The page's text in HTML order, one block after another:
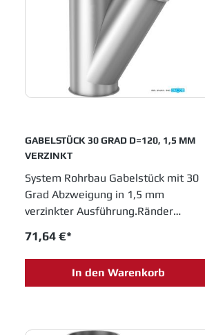
eine feste Position in allen
Industrien, die in
Fertigungsprozessen metallene
Laufrohre einsetzen.
GABELSTÜCK 30 GRAD D=120, 1,5 MM
VERZINKT
System Rohrbau Gabelstück mit 30
Grad Abzweigung in 1,5 mm
verzinkter Ausführung.Ränder
Einbauhöhe 340 mm. JACOB
Rohrsysteme sind im
Baukastenprinzip entwickelt und
Entstaubungs- und Abluftanlagen.
71,64 €*
In den Warenkorb